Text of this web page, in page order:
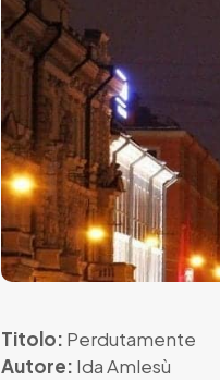
Titolo: Perdutamente
Autore: Ida Amlesù